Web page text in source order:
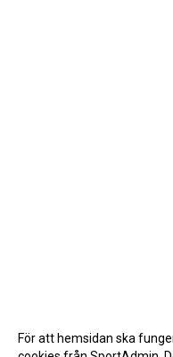
För att hemsidan ska